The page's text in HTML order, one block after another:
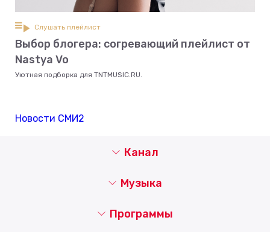
Слушать плейлист
Выбор блогера: согревающий плейлист от
Nastya Vo
Уютная подборка для TNTMUSIC.RU.
Новости СМИ2
Канал
Музыка
Программы